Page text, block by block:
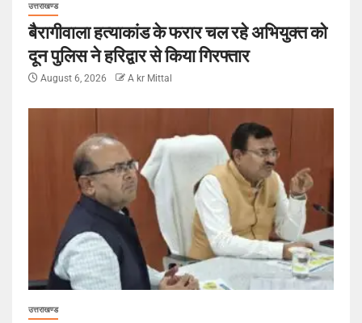
उत्तराखण्ड
बैरागीवाला हत्याकांड के फरार चल रहे अभियुक्त को
दून पुलिस ने हरिद्वार से किया गिरफ्तार
August 6, 2026 A kr Mittal
उत्तराखण्ड